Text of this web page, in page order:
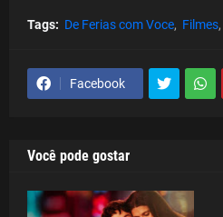
Tags: De Ferias com Voce Filmes
Facebook
Você pode gostar